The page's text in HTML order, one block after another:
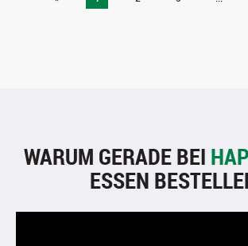
WARUM GERADE BEI
ESSEN